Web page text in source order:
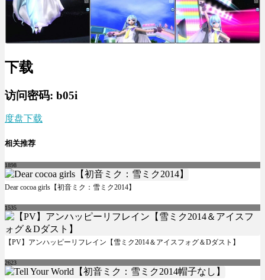
下载
访问密码: b05i
度盘下载
相关推荐
1898
Dear cocoa girls【初音ミク：雪ミク2014】
1535
【PV】アンハッピーリフレイン【雪ミク2014＆アイスフォグ＆Dダスト】
2623